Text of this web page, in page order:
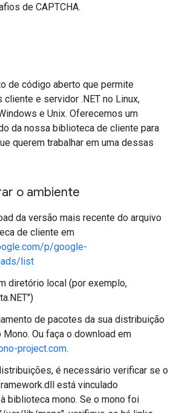
de CAPTCHA.
de código aberto que permite
e servidor .NET no Linux,
e Unix. Oferecemos um
da nossa biblioteca de cliente para
querem trabalhar em uma dessas
o ambiente
da versão mais recente do arquivo
de cliente em
p/google-
list
diretório local (por exemplo,
de pacotes da sua distribuição
Mono. Ou faça o download em
project.com.
é necessário verificar se o
está vinculado
biblioteca mono. Se o mono foi